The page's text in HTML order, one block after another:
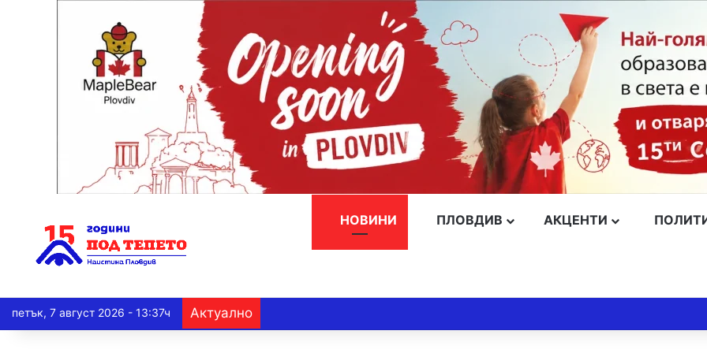
НОВИНИ ПЛОВДИВ АКЦЕНТИ
петък, 7 август 2026 - 13:37ч Актуално